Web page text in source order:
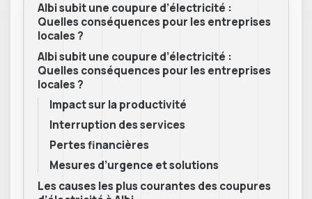
Albi subit une coupure d’électricité :
Quelles conséquences pour les entreprises
locales ?
Albi subit une coupure d’électricité :
Quelles conséquences pour les entreprises
locales ?
Impact sur la productivité
Interruption des services
Pertes financières
Mesures d’urgence et solutions
Les causes les plus courantes des coupures